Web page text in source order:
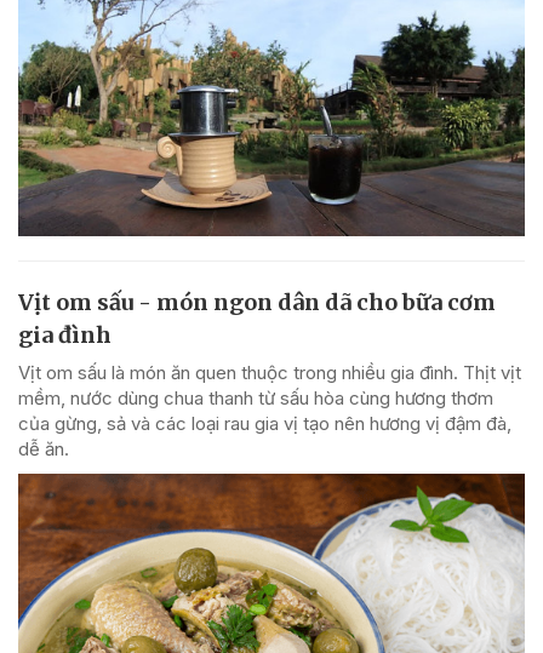
Vịt om sấu - món ngon dân dã cho bữa cơm
gia đình
Vịt om sấu là món ăn quen thuộc trong nhiều gia đình. Thịt vịt
mềm, nước dùng chua thanh từ sấu hòa cùng hương thơm
của gừng, sả và các loại rau gia vị tạo nên hương vị đậm đà,
dễ ăn.